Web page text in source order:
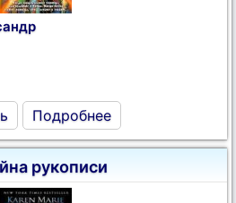
Подробнее
рукописи